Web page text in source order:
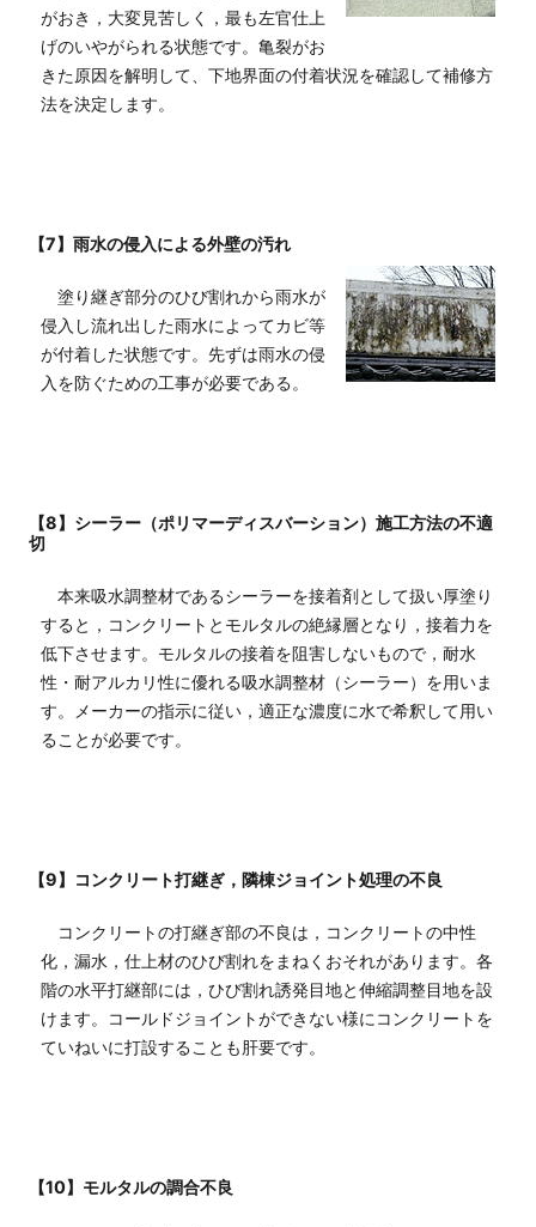
がおき，大変見苦しく，最も左官仕上
げのいやがられる状態です。亀裂がお
きた原因を解明して、下地界面の付着状況を確認して補修方
法を決定します。
【7】雨水の侵入による外壁の汚れ
塗り継ぎ部分のひび割れから雨水が
侵入し流れ出した雨水によってカビ等
が付着した状態です。先ずは雨水の侵
入を防ぐための工事が必要である。
【8】シーラー（ポリマーディスバーション）施工方法の不適
切
本来吸水調整材であるシーラーを接着剤として扱い厚塗り
すると，コンクリートとモルタルの絶縁層となり，接着力を
低下させます。モルタルの接着を阻害しないもので，耐水
性・耐アルカリ性に優れる吸水調整材（シーラー）を用いま
す。メーカーの指示に従い，適正な濃度に水で希釈して用い
ることが必要です。
【9】コンクリート打継ぎ，隣棟ジョイント処理の不良
コンクリートの打継ぎ部の不良は，コンクリートの中性
化，漏水，仕上材のひび割れをまねくおそれがあります。各
階の水平打継部には，ひび割れ誘発目地と伸縮調整目地を設
けます。コールドジョイントができない様にコンクリートを
ていねいに打設することも肝要です。
【10】モルタルの調合不良